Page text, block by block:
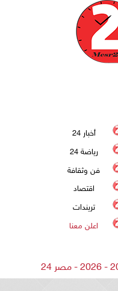
أخبار 24
رياضة 24
فن وثقافة
اقتصاد
تريندات
اعلن معنا